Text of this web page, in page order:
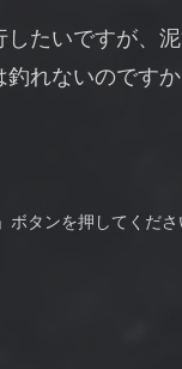
たいですが、泥
れないのですか
タンを押してくだ